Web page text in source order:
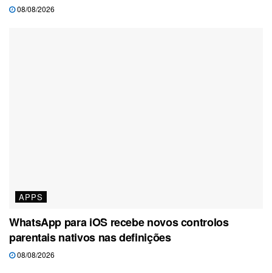
08/08/2026
APPS
WhatsApp para iOS recebe novos controlos
parentais nativos nas definições
08/08/2026